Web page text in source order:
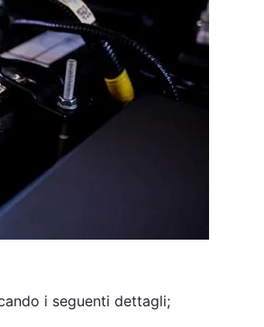
i seguenti dettagli;